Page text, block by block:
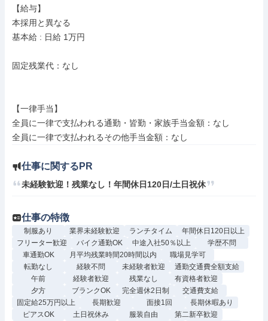
【給与】
本採用と異なる
基本給 : 日給 1万円
固定残業代：なし
【一律手当】
全員に一律で支払われる通勤・皆勤・家族手当金額：なし
仕事に関するPR
未経験歓迎！残業なし！年間休日120日/土日祝休
仕事の特徴
制服あり 業界未経験歓迎 ランチタイム
年間休日120日以上
フリーター歓迎
バイク通勤OK 中途入社50％以上
学歴不問
車通勤OK
月平均残業時間20時間以内
職場見学可
転勤なし
経験不問 未経験者歓迎
通勤交通費全額支給
午前
経験者歓迎 残業なし
有資格者歓迎
夕方
ブランクOK 完全週休2日制
交通費支給
固定給25万円以上
長期歓迎 面接1回
長期休暇あり
ピアスOK
土日祝休み 服装自由
第二新卒歓迎